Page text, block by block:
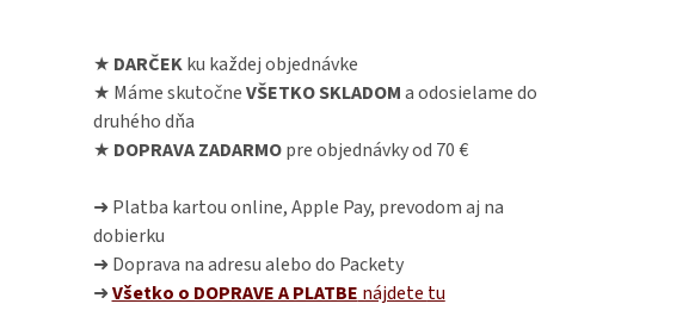
★ DARČEKku každej objednávke
★ Máme skutočneVŠETKO SKLADOMa odosielame do
druhého dňa
★ DOPRAVA ZADARMOpre objednávky od 70 €
➜ Platba kartou online, Apple Pay, prevodom aj na
dobierku
➜ Doprava na adresu alebo do Packety
➜Všetko o DOPRAVE A PLATBE nájdete tu